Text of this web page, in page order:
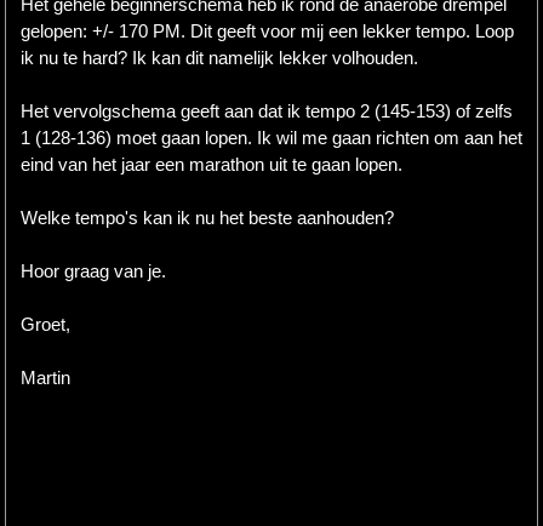
gelopen: +/- 170 PM. Dit geeft voor mij een lekker tempo. Loop
ik nu te hard? Ik kan dit namelijk lekker volhouden.
Het vervolgschema geeft aan dat ik tempo 2 (145-153) of zelfs
1 (128-136) moet gaan lopen. Ik wil me gaan richten om aan het
eind van het jaar een marathon uit te gaan lopen.
Welke tempo's kan ik nu het beste aanhouden?
Hoor graag van je.
Groet,
Martin